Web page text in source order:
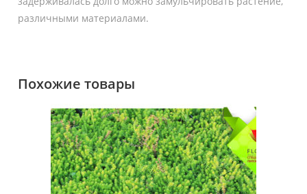
различными материалами.
Похожие товары